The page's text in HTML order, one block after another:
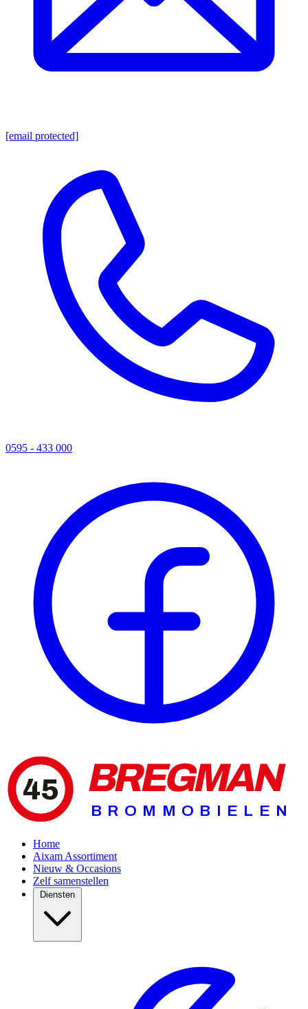
[email protected]
0595 - 433 000
45 BREGMAN
BROMMOBIELEN
Home
Aixam Assortiment
Nieuw & Occasions
Zelf samenstellen
Diensten